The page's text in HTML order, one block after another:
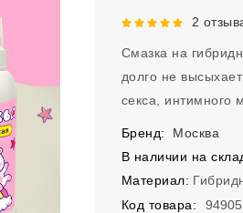
Рейтинг 5 из 5.
2
Смазка на
долго не
секса, интимного
Бренд:
Москва
В наличии на
Материал:
Код товара:
94905
94905